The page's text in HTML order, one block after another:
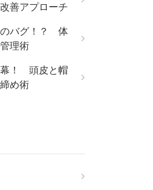
善アプローチ
のバグ！？ 体
理術
幕！ 頭皮と帽
め術